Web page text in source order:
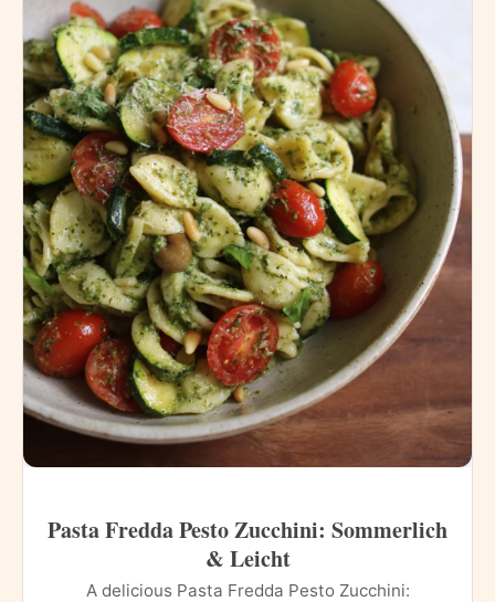
Pasta Fredda Pesto Zucchini: Sommerlich
& Leicht
A delicious Pasta Fredda Pesto Zucchini: